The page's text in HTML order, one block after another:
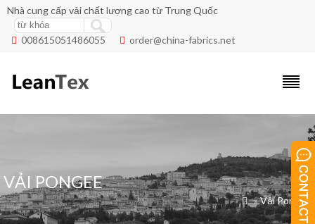
Nhà cung cấp vải chất lượng cao từ Trung Quốc
 008615051486055  order@china-fabrics.net
VẢI PONGEE
 »Vải Pongee